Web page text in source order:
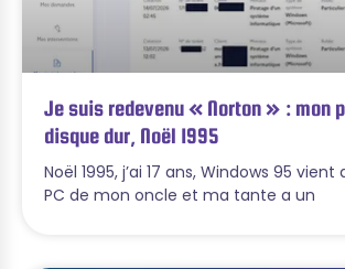
Je suis redevenu « Norton » : mon
disque dur, Noël 1995
Noël 1995, j’ai 17 ans, Windows 95 vient
PC de mon oncle et ma tante a un